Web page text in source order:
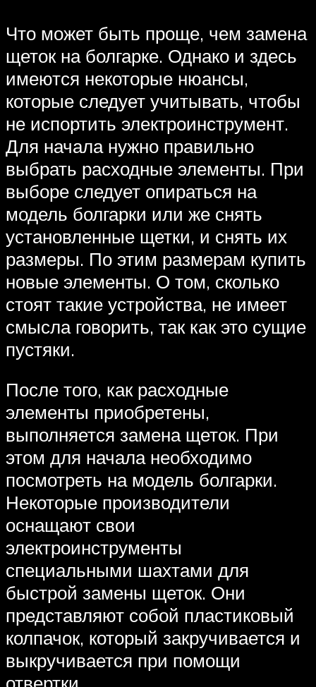
Что может быть проще, чем замена
щеток на болгарке. Однако и здесь
имеются некоторые нюансы,
которые следует учитывать, чтобы
не испортить электроинструмент.
Для начала нужно правильно
выбрать расходные элементы. При
выборе следует опираться на
модель болгарки или же снять
установленные щетки, и снять их
размеры. По этим размерам купить
новые элементы. О том, сколько
стоят такие устройства, не имеет
смысла говорить, так как это сущие
пустяки.
После того, как расходные
элементы приобретены,
выполняется замена щеток. При
этом для начала необходимо
посмотреть на модель болгарки.
Некоторые производители
оснащают свои
электроинструменты
специальными шахтами для
быстрой замены щеток. Они
представляют собой пластиковый
колпачок, который закручивается и
выкручивается при помощи